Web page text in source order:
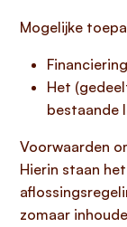
Mogelijke
Het
bestaande
Voorwaarden
Hierin staan
zomaar